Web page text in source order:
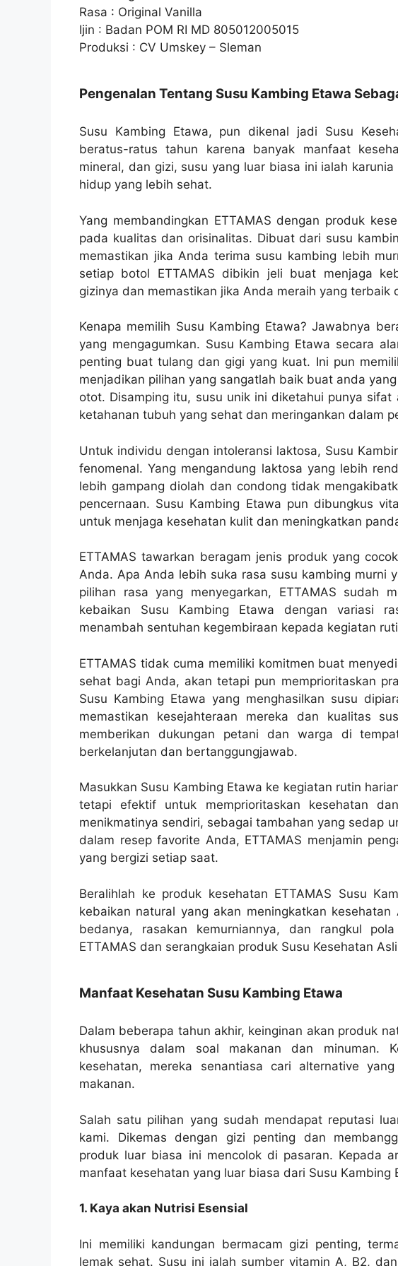
Rasa : Original Vanilla
Ijin : Badan POM RI MD 805012005015
Produksi : CV Umskey – Sleman
Pengenalan Tentang Susu Kambing Etawa
Susu Kambing Etawa, pun dikenal jadi Susu
beratus-ratus tahun karena banyak manfaat
mineral, dan gizi, susu yang luar biasa ini ialah
hidup yang lebih sehat.
Yang membandingkan ETTAMAS dengan produk
pada kualitas dan orisinalitas. Dibuat dari susu
memastikan jika Anda terima susu kambing lebih
setiap botol ETTAMAS dibikin jeli buat menjaga
gizinya dan memastikan jika Anda meraih yang terbaik
Kenapa memilih Susu Kambing Etawa? Jawabnya
yang mengagumkan. Susu Kambing Etawa secara
penting buat tulang dan gigi yang kuat. Ini pun
menjadikan pilihan yang sangatlah baik buat anda
otot. Disamping itu, susu unik ini diketahui punya
ketahanan tubuh yang sehat dan meringankan dalam
Untuk individu dengan intoleransi laktosa, Susu
fenomenal. Yang mengandung laktosa yang lebih
lebih gampang diolah dan condong tidak
pencernaan. Susu Kambing Etawa pun dibungkus
untuk menjaga kesehatan kulit dan meningkatkan
ETTAMAS tawarkan beragam jenis produk yang
Anda. Apa Anda lebih suka rasa susu kambing murni
pilihan rasa yang menyegarkan, ETTAMAS sudah
kebaikan Susu Kambing Etawa dengan variasi
menambah sentuhan kegembiraan kepada kegiatan
ETTAMAS tidak cuma memiliki komitmen buat
sehat bagi Anda, akan tetapi pun memprioritaskan
Susu Kambing Etawa yang menghasilkan susu
memastikan kesejahteraan mereka dan kualitas
memberikan dukungan petani dan warga di
berkelanjutan dan bertanggungjawab.
Masukkan Susu Kambing Etawa ke kegiatan rutin
tetapi efektif untuk memprioritaskan kesehatan
menikmatinya sendiri, sebagai tambahan yang sedap
dalam resep favorite Anda, ETTAMAS menjamin
yang bergizi setiap saat.
Beralihlah ke produk kesehatan ETTAMAS Susu
kebaikan natural yang akan meningkatkan kesehatan
bedanya, rasakan kemurniannya, dan rangkul
ETTAMAS dan serangkaian produk Susu Kesehatan
Manfaat Kesehatan Susu Kambing Etawa
Dalam beberapa tahun akhir, keinginan akan produk
khususnya dalam soal makanan dan minuman.
kesehatan, mereka senantiasa cari alternative
makanan.
Salah satu pilihan yang sudah mendapat reputasi
kami. Dikemas dengan gizi penting dan
produk luar biasa ini mencolok di pasaran. Kepada
manfaat kesehatan yang luar biasa dari Susu Kambing
1. Kaya akan Nutrisi Esensial
Ini memiliki kandungan bermacam gizi penting,
lemak sehat. Susu ini ialah sumber vitamin A, B2,